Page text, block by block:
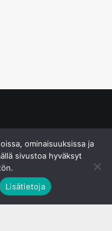
ominaisuuksissa ja
sivustoa hyväksyt
Lisätietoja